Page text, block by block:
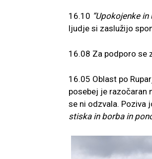
16.10 “Upokojenke
ljudje si zaslužijo
16.08 Za podporo se
16.05 Oblast po
posebej je razočaran
se ni odzvala. Poziva
stiska in borba in